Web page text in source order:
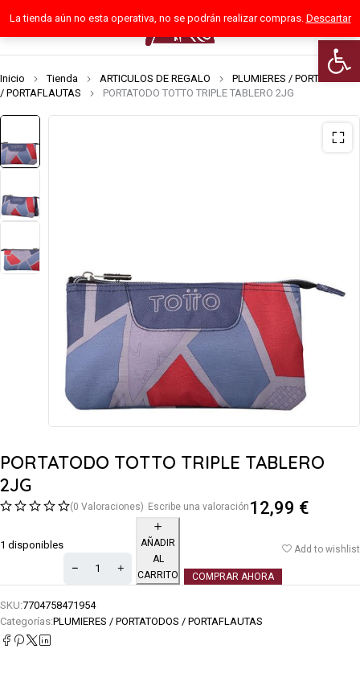
Abrir
La tienda aún no esta operativa, no se podrán realizar compras. Descartar
0
Inicio Tienda ARTICULOS DE REGALO
PLUMIERES / PORTATODOS
/ PORTAFLAUTAS
PORTATODO TOTTO TRIPLE TABLERO 2JG
PORTATODO TOTTO TRIPLE TABLERO
2JG
(0 Valoraciones) Escribe una valoración 12,99 €
1 disponibles
AÑADIR
AL
CARRITO
COMPRAR AHORA
Add to wishlist
SKU:7704758471954
Categorías:PLUMIERES / PORTATODOS / PORTAFLAUTAS